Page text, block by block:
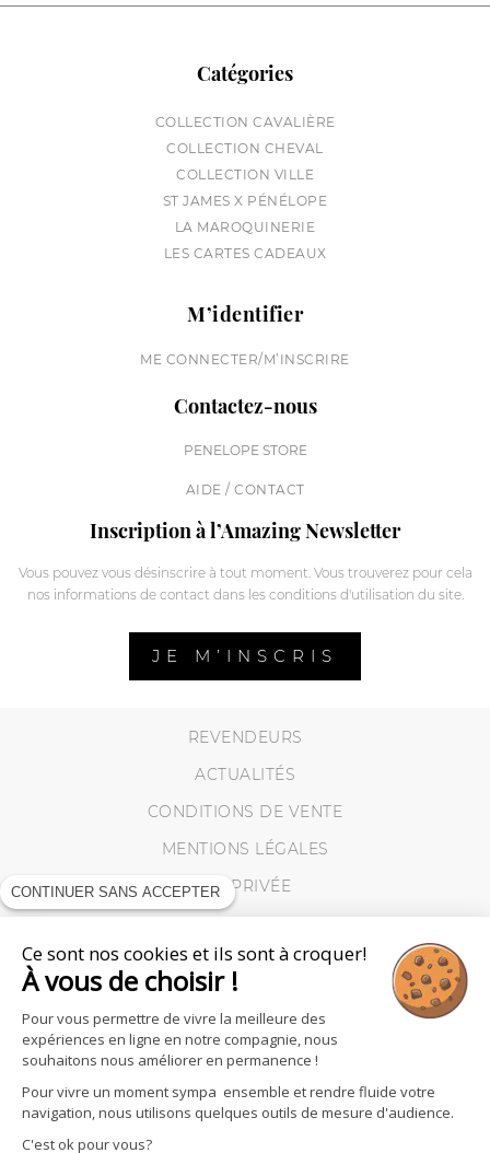
Catégories
COLLECTION CAVALIÈRE
COLLECTION CHEVAL
COLLECTION VILLE
ST JAMES X PÉNÉLOPE
LA MAROQUINERIE
LES CARTES CADEAUX
M’identifier
ME CONNECTER/M’INSCRIRE
Contactez-nous
PENELOPE STORE
AIDE / CONTACT
Inscription à l’Amazing Newsletter
Vous pouvez vous désinscrire à tout moment. Vous trouverez pour cela
nos informations de contact dans les conditions d'utilisation du site.
JE M’INSCRIS
REVENDEURS
ACTUALITÉS
CONDITIONS DE VENTE
MENTIONS LÉGALES
VIE PRIVÉE
COOKIES
CONTINUER SANS ACCEPTER
Ce sont nos cookies et ils sont à croquer!
À vous de choisir !
Pour vous permettre de vivre la meilleure des
expériences en ligne en notre compagnie, nous
souhaitons nous améliorer en permanence !
Pour vivre un moment sympa ensemble et rendre fluide votre
navigation, nous utilisons quelques outils de mesure d'audience.
C'est ok pour vous?